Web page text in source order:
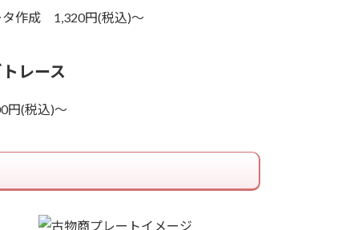
タ作成 1,320円(税込)～
レース
円(税込)～